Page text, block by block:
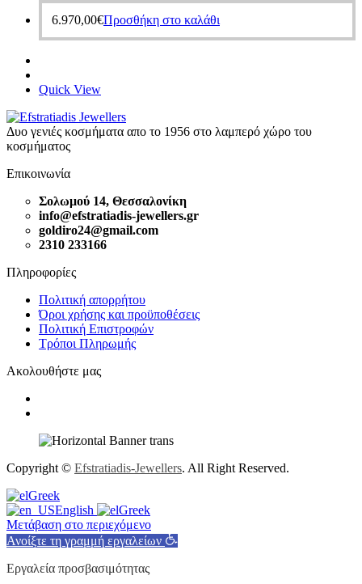
6.970,00€Προσθήκη στο καλάθι
Quick View
Δυο γενιές κοσμήματα απο το 1956 στο λαμπερό χώρο του
κοσμήματος
Επικοινωνία
Σολωμού 14, Θεσσαλονίκη
info@efstratiadis-jewellers.gr
goldiro24@gmail.com
2310 233166
Πληροφορίες
Πολιτική απορρήτου
Όροι χρήσης και προϋποθέσεις
Πολιτική Επιστροφών
Τρόποι Πληρωμής
Ακολουθήστε μας
Copyright © Efstratiadis-Jewellers. All Right Reserved.
Greek
English
Greek
Μετάβαση στο περιεχόμενο
Ανοίξτε τη γραμμή εργαλείων
Εργαλεία προσβασιμότητας